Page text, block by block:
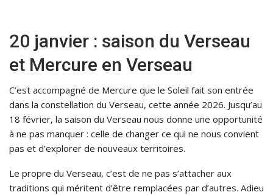
20 janvier : saison du Verseau
et Mercure en Verseau
C’est accompagné de Mercure que le Soleil fait son entrée
dans la constellation du Verseau, cette année 2026. Jusqu’au
18 février, la saison du Verseau nous donne une opportunité
à ne pas manquer : celle de changer ce qui ne nous convient
pas et d’explorer de nouveaux territoires.
Le propre du Verseau, c’est de ne pas s’attacher aux
traditions qui méritent d’être remplacées par d’autres. Adieu